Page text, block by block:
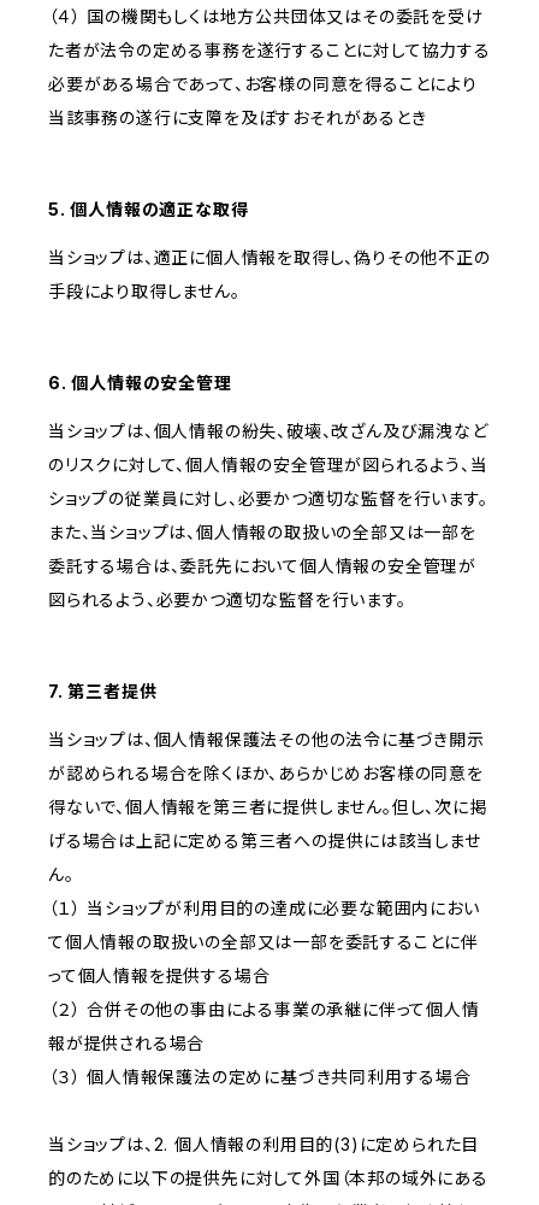
（４） 国の機関もしくは地方公共団体又はその委託を受け
た者が法令の定める事務を遂行することに対して協力する
必要がある場合であって、お客様の同意を得ることにより
当該事務の遂行に支障を及ぼすおそれがあるとき
5. 個人情報の適正な取得
当ショップは、適正に個人情報を取得し、偽りその他不正の
手段により取得しません。
6. 個人情報の安全管理
当ショップは、個人情報の紛失、破壊、改ざん及び漏洩など
のリスクに対して、個人情報の安全管理が図られるよう、当
ショップの従業員に対し、必要かつ適切な監督を行います。
また、当ショップは、個人情報の取扱いの全部又は一部を
委託する場合は、委託先において個人情報の安全管理が
図られるよう、必要かつ適切な監督を行います。
7. 第三者提供
当ショップは、個人情報保護法その他の法令に基づき開示
が認められる場合を除くほか、あらかじめお客様の同意を
得ないで、個人情報を第三者に提供しません。但し、次に掲
げる場合は上記に定める第三者への提供には該当しませ
ん。
（１） 当ショップが利用目的の達成に必要な範囲内におい
て個人情報の取扱いの全部又は一部を委託することに伴
って個人情報を提供する場合
（２） 合併その他の事由による事業の承継に伴って個人情
報が提供される場合
（３） 個人情報保護法の定めに基づき共同利用する場合
当ショップは、2. 個人情報の利用目的(3)に定められた目
的のために以下の提供先に対して外国（本邦の域外にある